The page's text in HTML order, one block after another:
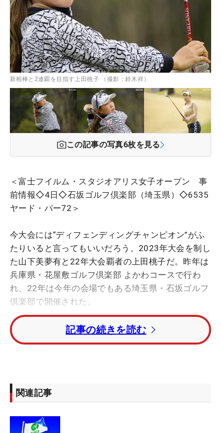
新相棒と2連覇を目指す上田桃子 （撮影：鈴木祥）
この記事の写真6枚を見る
＜富士フイルム・スタジオアリス女子オープン 事
前情報◇4日◇石坂ゴルフ倶楽部（埼玉県）◇6535
ヤード・パー72＞
今大会には“ディフェンディングチャンピオン”がふ
たりいると言ってもいいだろう。2023年大会を制し
た山下美夢有と22年大会覇者の上田桃子だ。昨年は
兵庫県・花屋敷ゴルフ倶楽部 よかわコースで行わ
れ、22年は今年の会場でもある埼玉県・石坂ゴルフ
倶楽部で開催された。
当時は同級生でもある諸見里しのぶが担当したコー
スセッティングを、「攻略したい」という思いを胸
いるだけでなく、中野晶がコースセッティングを担
当する。「ピンポジションはどこにでも振れるの
リーン。3カ所くらい距離も伸びている。どこがテ
記事の続きを読む
関連記事